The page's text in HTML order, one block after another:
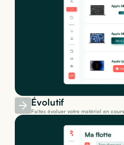
Évolutif
Faites évoluer votre matériel en